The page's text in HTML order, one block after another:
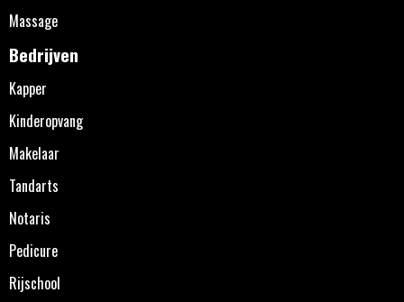
Massage
Bedrijven
Kapper
Kinderopvang
Makelaar
Tandarts
Notaris
Pedicure
Rijschool